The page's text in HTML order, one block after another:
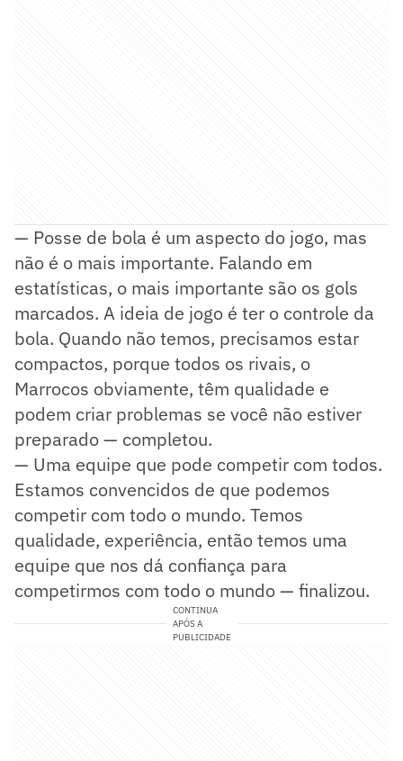
— Posse de bola é um aspecto do jogo, mas
não é o mais importante. Falando em
estatísticas, o mais importante são os gols
marcados. A ideia de jogo é ter o controle da
bola. Quando não temos, precisamos estar
compactos, porque todos os rivais, o
Marrocos obviamente, têm qualidade e
podem criar problemas se você não estiver
preparado — completou.
— Uma equipe que pode competir com todos.
Estamos convencidos de que podemos
competir com todo o mundo. Temos
qualidade, experiência, então temos uma
equipe que nos dá confiança para
competirmos com todo o mundo — finalizou.
CONTINUA
APÓS A
PUBLICIDADE